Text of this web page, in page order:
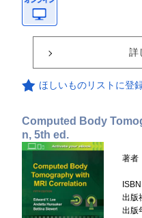
詳
ほしいものリストに登
Computed Body
n, 5th ed.
著者
ISBN
出版
出版